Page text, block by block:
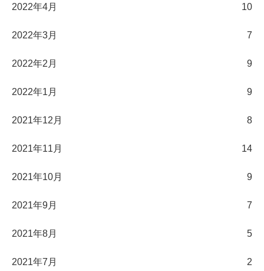
2022年4月 10
2022年3月 7
2022年2月 9
2022年1月 9
2021年12月 8
2021年11月 14
2021年10月 9
2021年9月 7
2021年8月 5
2021年7月 2